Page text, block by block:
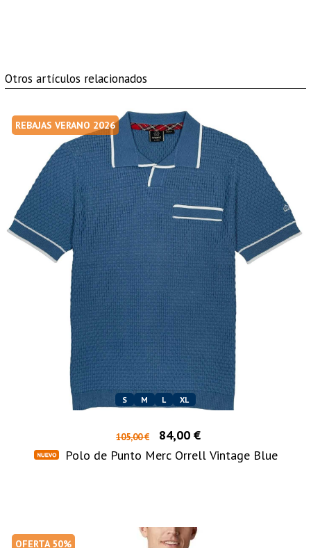
Otros artículos relacionados
REBAJAS VERANO 2026
S M L XL
105,00 €
84,00 €
Polo de Punto Merc Orrell Vintage Blue
OFERTA 50%